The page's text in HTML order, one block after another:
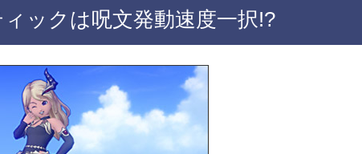
ックは呪文発動速度一択!?